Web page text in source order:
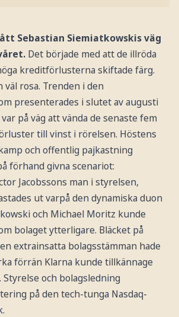
Sebastian Siemiatkowskis väg
Det började med att de illröda
kreditförlusterna skiftade färg.
rosa. Trenden i den
presenterades i slutet av augusti
på väg att vända de senaste fem
till vinst i rörelsen. Höstens
och offentlig pajkastning
förhand givna scenariot:
Jacobssons man i styrelsen,
ut varpå den dynamiska duon
och Michael Moritz kunde
bolaget ytterligare. Bläcket på
extrainsatta bolagsstämman hade
förrän Klarna kunde tillkännage
Styrelse och bolagsledning
på den tech-tunga Nasdaq-